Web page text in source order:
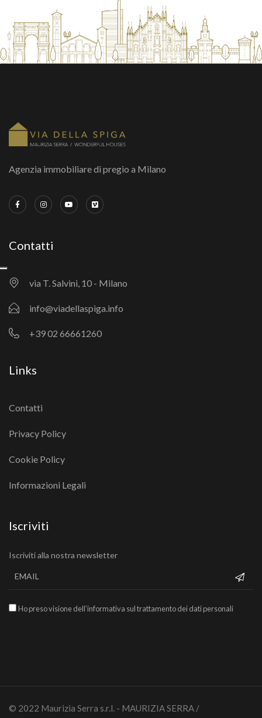
Agenzia immobiliare di pregio a Milano
Contatti
via T. Salvini, 10 - Milano
info@viadellaspiga.info
+39 02 66661260
Links
Contatti
Privacy Policy
Cookie Policy
Informazioni Legali
Iscriviti
Iscriviti alla nostra newsletter
Ho preso visione dell’informativa sul trattamento dei dati personali
© 2022 Maurizia Serra s.r.l. - MAURIZIA SERRA /